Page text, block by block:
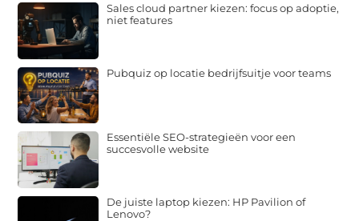
Sales cloud partner kiezen: focus op adoptie,
niet features
Pubquiz op locatie bedrijfsuitje voor teams
Essentiële SEO-strategieën voor een
succesvolle website
De juiste laptop kiezen: HP Pavilion of
Lenovo?